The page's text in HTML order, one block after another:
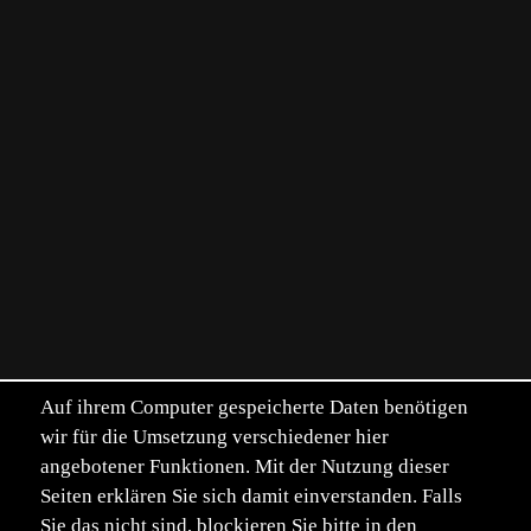
Auf ihrem Computer gespeicherte Daten benötigen
wir für die Umsetzung verschiedener hier
angebotener Funktionen. Mit der Nutzung dieser
Seiten erklären Sie sich damit einverstanden. Falls
Sie das nicht sind, blockieren Sie bitte in den